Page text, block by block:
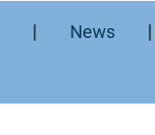
❘ News